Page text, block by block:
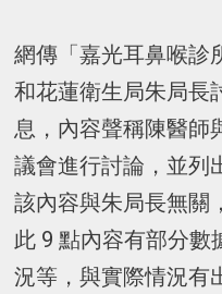
網傳「嘉光耳鼻喉診
和花蓮衛生局朱局長
息，內容聲稱陳醫師
議會進行討論，並列
該內容與朱局長無關
此 9 點內容有部分數
況等，與實際情況有